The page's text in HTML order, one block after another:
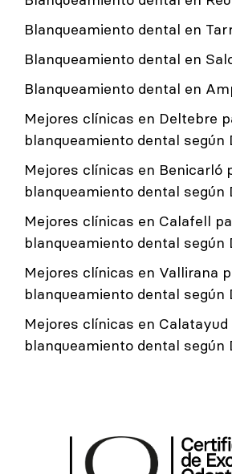
Blanqueamiento dental en
Blanqueamiento dental en
Blanqueamiento dental en
Mejores clínicas en Deltebre
blanqueamiento dental según
Mejores clínicas en Benicarló
blanqueamiento dental según
Mejores clínicas en Calafell
blanqueamiento dental según
Mejores clínicas en Vallirana
blanqueamiento dental según
Mejores clínicas en Calatayud
blanqueamiento dental según